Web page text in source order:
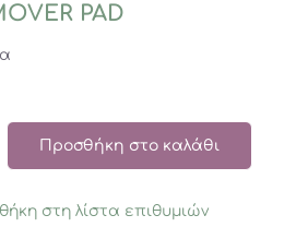
PAD
Προσθήκη στο καλάθι
στη λίστα επιθυμιών